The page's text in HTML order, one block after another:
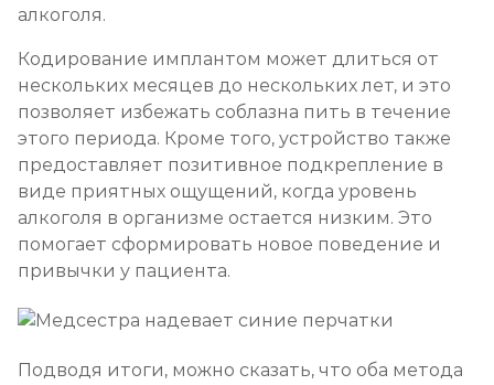
алкоголя.
Кодирование имплантом может длиться от
нескольких месяцев до нескольких лет, и это
позволяет избежать соблазна пить в течение
этого периода. Кроме того, устройство также
предоставляет позитивное подкрепление в
виде приятных ощущений, когда уровень
алкоголя в организме остается низким. Это
помогает сформировать новое поведение и
привычки у пациента.
Подводя итоги, можно сказать, что оба метода